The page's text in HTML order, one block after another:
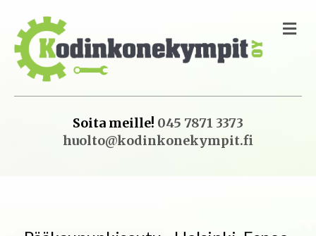
Soita meille! 045 7871 3373
huolto@kodinkonekympit.fi